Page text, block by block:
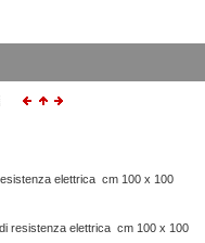
elettrica cm 100 x 100
resistenza elettrica cm 100 x 100